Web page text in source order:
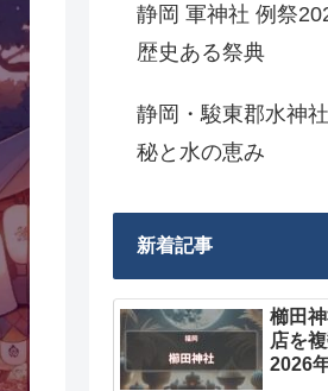
静岡 軍神社 例祭
歴史ある祭典
静岡・駿東郡水神
秘と水の恵み
新着記事
櫛田
店を
2026